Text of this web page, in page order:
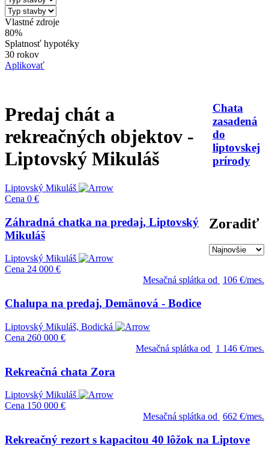
Vlastné zdroje
80%
Splatnosť hypotéky
30 rokov
Aplikovať
Predaj chát a
rekreačných objektov -
Liptovský Mikuláš
Zoradiť
Chata
zasadená
do
liptovskej
prírody
Liptovský Mikuláš
Cena 0 €
Záhradná chatka na predaj, Liptovský
Mikuláš
Liptovský Mikuláš
Cena 24 000 €
Mesačná splátka od 106 €/mes.
Chalupa na predaj, Demänová - Bodice
Liptovský Mikuláš, Bodická
Cena 260 000 €
Mesačná splátka od
1 146 €/mes.
Rekreačná chata Zora
Liptovský Mikuláš
Cena 150 000 €
Mesačná splátka od 662 €/mes.
Rekreačný rezort s kapacitou 40 lôžok na Liptove